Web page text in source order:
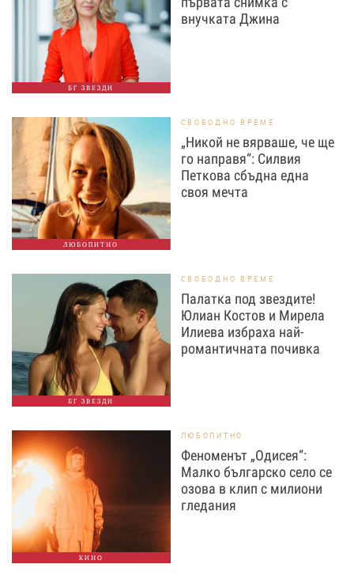
БГ ЗВЕЗДИ
внучката Джина
ЛЮБОПИТНО
СВОБОДНО ВРЕМЕ
„Никой не вярваше, че ще
го направя“: Силвия
Петкова сбъдна една
своя мечта
БГ ЗВЕЗДИ
СВОБОДНО ВРЕМЕ
Палатка под звездите!
Юлиан Костов и Мирела
Илиева избраха най-
романтичната почивка
КИНО
ЛЮБОПИТНО
Феноменът „Одисея“:
Малко българско село се
озова в клип с милиони
гледания